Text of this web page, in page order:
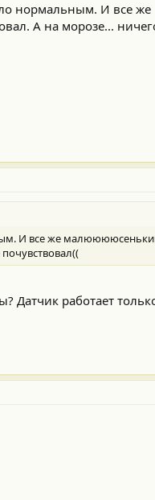
нормальным. И все же
А на морозе...
И все же
Датчик работает